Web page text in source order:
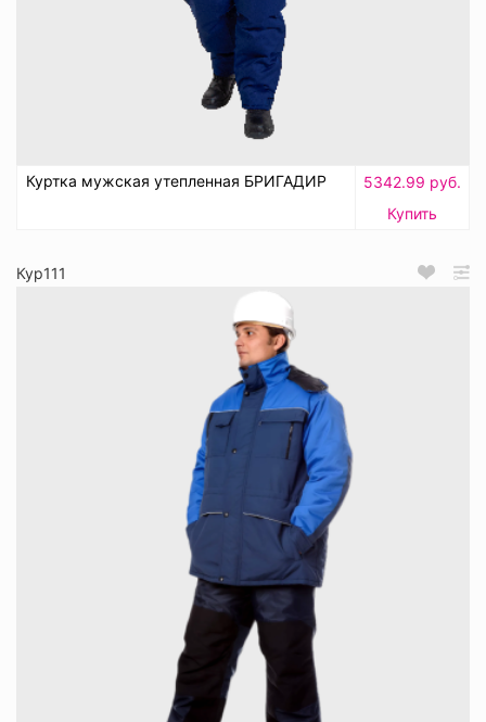
Куртка мужская утепленная БРИГАДИР
5342.99 руб.
Купить
Кур111